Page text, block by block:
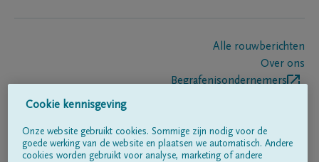
Alle rouwberichten
Over ons
Begrafenisondernemers
Volg ons op
Cookie kennisgeving
Onze website gebruikt cookies. Sommige zijn nodig voor de
goede werking van de website en plaatsen we automatisch. Andere
cookies worden gebruikt voor analyse, marketing of andere